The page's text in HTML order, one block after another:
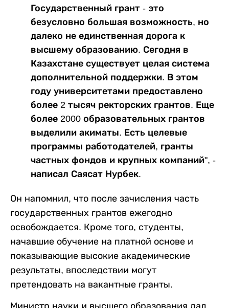
Государственный грант - это
безусловно большая возможность, но
далеко не единственная дорога к
высшему образованию. Сегодня в
Казахстане существует целая система
дополнительной поддержки. В этом
году университетами предоставлено
более 2 тысяч ректорских грантов. Еще
более 2000 образовательных грантов
выделили акиматы. Есть целевые
программы работодателей, гранты
частных фондов и крупных компаний", -
написал Саясат Нурбек.
Он напомнил, что после зачисления часть
государственных грантов ежегодно
освобождается. Кроме того, студенты,
начавшие обучение на платной основе и
показывающие высокие академические
результаты, впоследствии могут
претендовать на вакантные гранты.
Министр науки и высшего образования дал